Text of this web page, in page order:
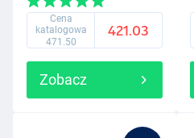
Cena
katalogowa
471.50
421.03
Zobacz